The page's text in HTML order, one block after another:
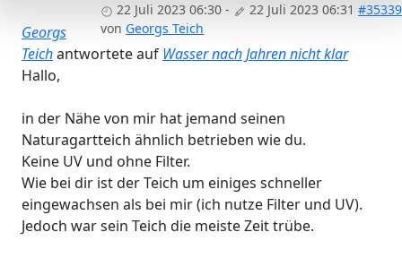
22 Juli 2023 06:30 - 22 Juli 2023 06:31 #35339
von Georgs Teich
Georgs
Teichantwortete auf Wasser nach Jahren nicht klar
Hallo,
in der Nähe von mir hat jemand seinen
Naturagartteich ähnlich betrieben wie du.
Keine UV und ohne Filter.
Wie bei dir ist der Teich um einiges schneller
eingewachsen als bei mir (ich nutze Filter und UV).
Jedoch war sein Teich die meiste Zeit trübe.